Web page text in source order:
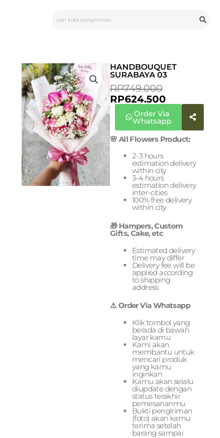
HANDBOUQUET
SURABAYA 03
RP749.000
WAS:
RP624.500
IS:
RP624.500.
Order Via
Whatsapp
🌸 All Flowers Product:
2-3 hours
estimation delivery
within city
3-4 hours
estimation delivery
inter-cities
100% free delivery
within city
🎁 Hampers, Custom
Gifts, Cake, etc
Estimated delivery
time may differ
Delivery fee will be
applied according
to shipping
address
⚠️ Order Via Whatsapp
Klik tombol yang
berada di bawah
layar kamu
Kami akan
membantu untuk
mencari produk
yang kamu
inginkan
Kamu akan selalu
diupdate dengan
status terakhir
pemesananmu
Bukti pengiriman
(foto) akan kamu
terima setelah
barang sampai